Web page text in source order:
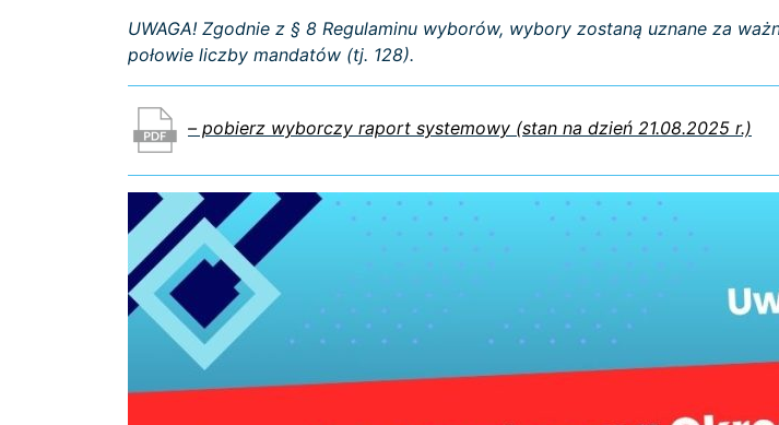
UWAGA! Zgodnie z § 8 Regulaminu wyborów, wybory zostaną uznane za
połowie liczby mandatów (tj. 128).
– pobierz wyborczy raport systemowy (stan na dzień 21.08.2025 r.)